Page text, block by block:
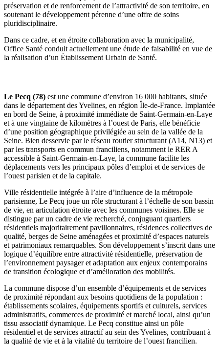
préservation et de renforcement de l’attractivité de son territoire, en
soutenant le développement pérenne d’une offre de soins
pluridisciplinaire.
Dans ce cadre, et en étroite collaboration avec la municipalité,
Office Santé conduit actuellement une étude de faisabilité en vue de
la réalisation d’un Établissement Urbain de Santé.
Le Pecq (78) est une commune d’environ 16 000 habitants, située
dans le département des Yvelines, en région Île-de-France. Implantée
en bord de Seine, à proximité immédiate de Saint-Germain-en-Laye
et à une vingtaine de kilomètres à l’ouest de Paris, elle bénéficie
d’une position géographique privilégiée au sein de la vallée de la
Seine. Bien desservie par le réseau routier structurant (A14, N13) et
par les transports en commun franciliens, notamment le RER A
accessible à Saint-Germain-en-Laye, la commune facilite les
déplacements vers les principaux pôles d’emploi et de services de
l’ouest parisien et de la capitale.
Ville résidentielle intégrée à l’aire d’influence de la métropole
parisienne, Le Pecq joue un rôle structurant à l’échelle de son bassin
de vie, en articulation étroite avec les communes voisines. Elle se
distingue par un cadre de vie recherché, conjuguant quartiers
résidentiels majoritairement pavillonnaires, résidences collectives de
qualité, berges de Seine aménagées et proximité d’espaces naturels
et patrimoniaux remarquables. Son développement s’inscrit dans une
logique d’équilibre entre attractivité résidentielle, préservation de
l’environnement paysager et adaptation aux enjeux contemporains
de transition écologique et d’amélioration des mobilités.
La commune dispose d’un ensemble d’équipements et de services
de proximité répondant aux besoins quotidiens de la population :
établissements scolaires, équipements sportifs et culturels, services
administratifs, commerces de proximité et marché local, ainsi qu’un
tissu associatif dynamique. Le Pecq constitue ainsi un pôle
résidentiel et de services attractif au sein des Yvelines, contribuant à
la qualité de vie et à la vitalité du territoire de l’ouest francilien.